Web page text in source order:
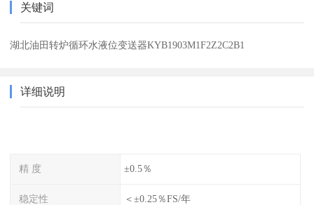
关键词
湖北油田转炉循环水液位变送器KYB1903M1F2Z2C2B1
详细说明
精 度 ±0.5％
稳定性 ＜±0.25％FS/年